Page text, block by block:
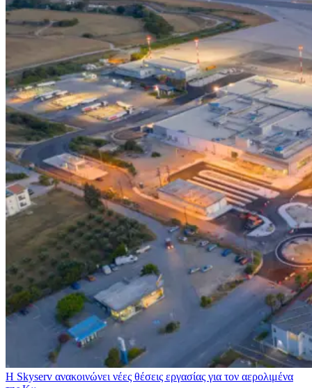
Η Skyserv ανακοινώνει νέες θέσεις εργασίας για τον αερολιμένα